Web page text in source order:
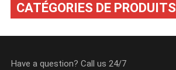
CATÉGORIES DE PRODUITS
Have a question? Call us 24/7